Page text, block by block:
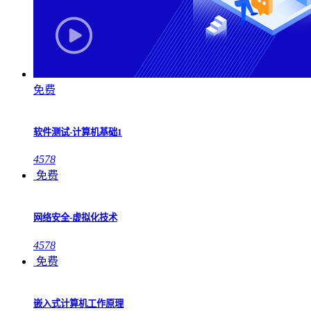
免费
软件测试-计算机基础1
4578
免费
网络安全-虚拟化技术
4578
免费
嵌入式计算机工作原理